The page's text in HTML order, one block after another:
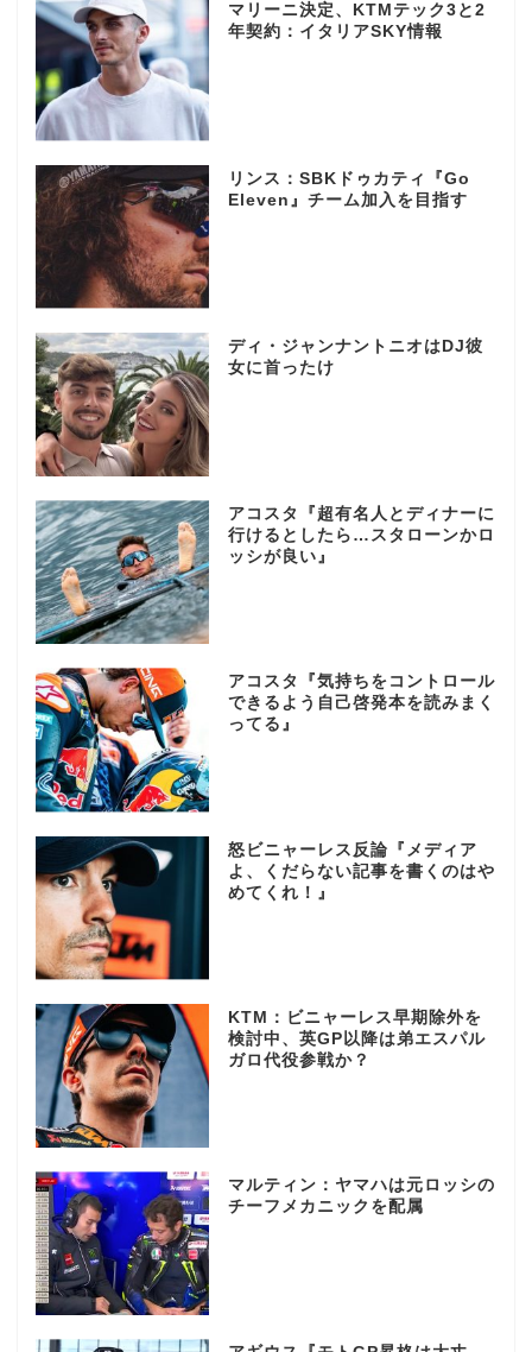
マリーニ決定、KTMテック3と2
年契約：イタリアSKY情報
リンス：SBKドゥカティ『Go
Eleven』チーム加入を目指す
ディ・ジャンナントニオはDJ彼
女に首ったけ
アコスタ『超有名人とディナーに
行けるとしたら…スタローンかロ
ッシが良い』
アコスタ『気持ちをコントロール
できるよう自己啓発本を読みまく
ってる』
怒ビニャーレス反論『メディア
よ、くだらない記事を書くのはや
めてくれ！』
KTM：ビニャーレス早期除外を
検討中、英GP以降は弟エスパル
ガロ代役参戦か？
マルティン：ヤマハは元ロッシの
チーフメカニックを配属